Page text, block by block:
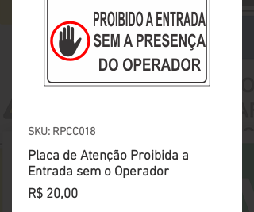
SKU: RPCC018
Placa de Atenção Proibida a
Entrada sem o Operador
R$ 20,00Preço